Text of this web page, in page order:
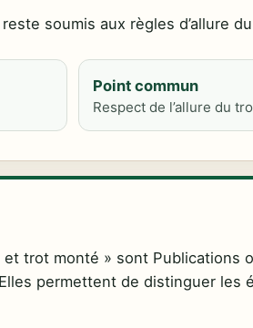
soumis aux règles d’allure
Point commun
Respect de l’allure du
trot monté » sont Publications
permettent de distinguer les